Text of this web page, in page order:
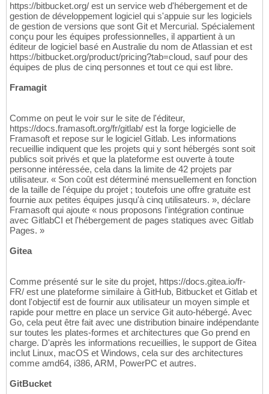
https://bitbucket.org/ est un service web d'hébergement et de
gestion de développement logiciel qui s'appuie sur les logiciels
de gestion de versions que sont Git et Mercurial. Spécialement
conçu pour les équipes professionnelles, il appartient à un
éditeur de logiciel basé en Australie du nom de Atlassian et est
https://bitbucket.org/product/pricing?tab=cloud, sauf pour des
équipes de plus de cinq personnes et tout ce qui est libre.
Framagit
Comme on peut le voir sur le site de l'éditeur,
https://docs.framasoft.org/fr/gitlab/ est la forge logicielle de
Framasoft et repose sur le logiciel Gitlab. Les informations
recueillie indiquent que les projets qui y sont hébergés sont soit
publics soit privés et que la plateforme est ouverte à toute
personne intéressée, cela dans la limite de 42 projets par
utilisateur. « Son coût est déterminé mensuellement en fonction
de la taille de l'équipe du projet ; toutefois une offre gratuite est
fournie aux petites équipes jusqu'à cinq utilisateurs. », déclare
Framasoft qui ajoute « nous proposons l'intégration continue
avec GitlabCI et l'hébergement de pages statiques avec Gitlab
Pages. »
Gitea
Comme présenté sur le site du projet, https://docs.gitea.io/fr-
FR/ est une plateforme similaire à GitHub, Bitbucket et Gitlab et
dont l'objectif est de fournir aux utilisateur un moyen simple et
rapide pour mettre en place un service Git auto-hébergé. Avec
Go, cela peut être fait avec une distribution binaire indépendante
sur toutes les plates-formes et architectures que Go prend en
charge. D'après les informations recueillies, le support de Gitea
inclut Linux, macOS et Windows, cela sur des architectures
comme amd64, i386, ARM, PowerPC et autres.
GitBucket